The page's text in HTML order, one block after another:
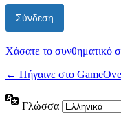
Χάσατε το συνθηματικό
← Πήγαινε στο
Γλώσσα